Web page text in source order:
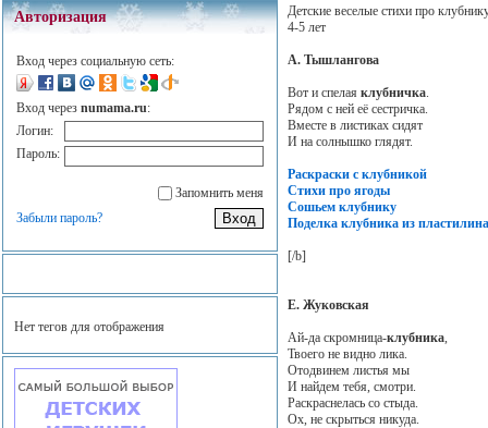
Авторизация
Вход через социальную сеть:
Вход через numama.ru:
Логин:
Пароль:
Запомнить меня
Забыли пароль?
Нет тегов для отображения
Детские веселые стихи про
4-5 лет
А. Тышлангова
Вот и спелая клубничка.
Рядом с ней её сестричка.
Вместе в листиках сидят
И на солнышко глядят.
Раскраски с клубникой
Стихи про ягоды
Сошьем клубнику
Поделка клубника из пластилина
[/b]
Е. Жуковская
Ай-да скромница-клубника,
Твоего не видно лика.
Отодвинем листья мы
И найдем тебя, смотри.
Раскраснелась со стыда.
Ох, не скрыться никуда.